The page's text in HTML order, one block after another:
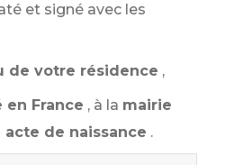
et signé avec les
de votre résidence ,
en France , à la mairie
de naissance .